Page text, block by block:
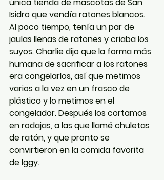
Isidro que vendía ratones blancos.
Al poco tiempo, tenía un par de
jaulas llenas de ratones y criaba los
suyos. Charlie dijo que la forma más
humana de sacrificar a los ratones
era congelarlos, así que metimos
varios a la vez en un frasco de
plástico y lo metimos en el
congelador. Después los cortamos
en rodajas, a las que llamé chuletas
de ratón, y que pronto se
convirtieron en la comida favorita
de Iggy.